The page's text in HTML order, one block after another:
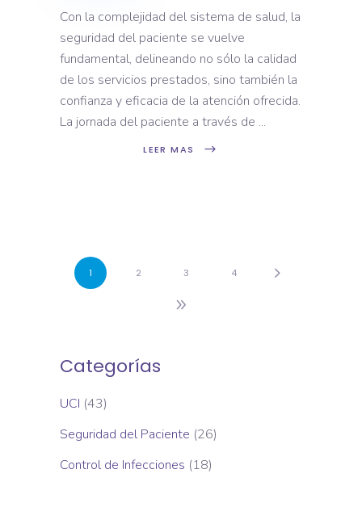
Con la complejidad del sistema de salud, la
seguridad del paciente se vuelve
fundamental, delineando no sólo la calidad
de los servicios prestados, sino también la
confianza y eficacia de la atención ofrecida.
La jornada del paciente a través de
LEER MAS
1 2 3 4
Categorías
UCI (43)
Seguridad del Paciente (26)
Control de Infecciones (18)